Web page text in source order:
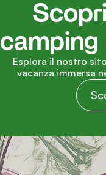
camping
Esplora il nostro
vacanza immersa